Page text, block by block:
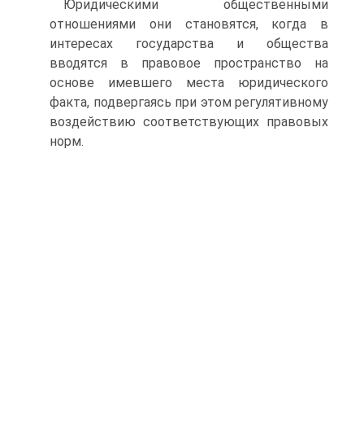
Юридическими общественными
отношениями они становятся, когда в
интересах государства и общества
вводятся в правовое пространство на
основе имевшего места юридического
факта, подвергаясь при этом регулятивному
воздействию соответствующих правовых
норм.